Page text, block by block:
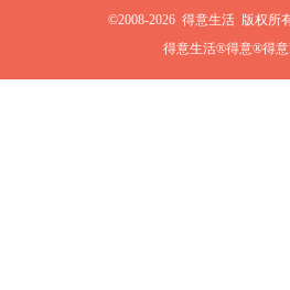
©2008-2026 得意生活 版权所
得意生活®得意®得